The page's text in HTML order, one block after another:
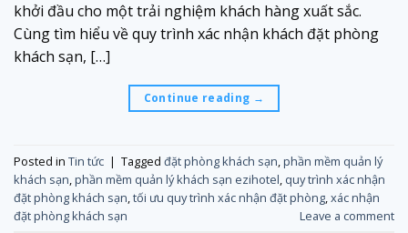
khởi đầu cho một trải nghiệm khách hàng xuất sắc.
Cùng tìm hiểu về quy trình xác nhận khách đặt phòng
khách sạn, […]
Continue reading →
Posted in Tin tức | Tagged đặt phòng khách sạn,phần mềm quản lý
khách sạn,phần mềm quản lý khách sạn ezihotel, quy trình xác nhận
đặt phòng khách sạn,tối ưu quy trình xác nhận đặt phòng,xác nhận
đặt phòng khách sạn
Leave a comment